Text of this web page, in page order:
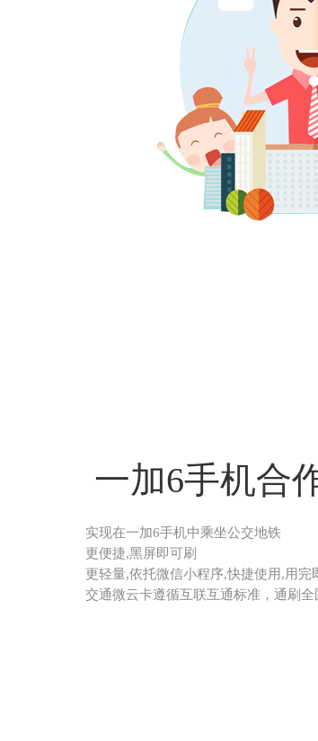
一加6手机合
实现在一加6手机中乘坐公交地铁
更便捷,黑屏即可刷
更轻量,依托微信小程序,快捷使用,用完
交通微云卡遵循互联互通标准，通刷